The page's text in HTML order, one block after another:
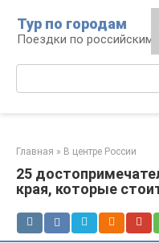
контенту
Тур по городам
Поездки по российским
Главная » В центре России
25
края, которые